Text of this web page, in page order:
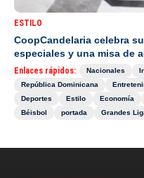
ESTILO
CoopCandelaria celebra
especiales y una misa de
Enlaces rápidos: Nacionales
República Dominicana
Deportes
Estilo Economía
Béisbol
portada Grandes